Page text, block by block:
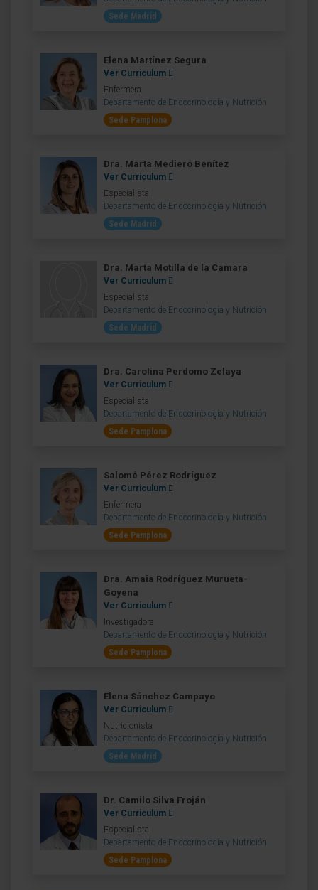
Sede Madrid
Elena Martínez Segura
Ver Curriculum
Enfermera
Departamento de Endocrinología y Nutrición
Sede Pamplona
Dra. Marta Mediero Benítez
Ver Curriculum
Especialista
Departamento de Endocrinología y Nutrición
Sede Madrid
Dra. Marta Motilla de la Cámara
Ver Curriculum
Especialista
Departamento de Endocrinología y Nutrición
Sede Madrid
Dra. Carolina Perdomo Zelaya
Ver Curriculum
Especialista
Departamento de Endocrinología y Nutrición
Sede Pamplona
Salomé Pérez Rodríguez
Ver Curriculum
Enfermera
Departamento de Endocrinología y Nutrición
Sede Pamplona
Dra. Amaia Rodríguez Murueta-
Goyena
Ver Curriculum
Investigadora
Departamento de Endocrinología y Nutrición
Sede Pamplona
Elena Sánchez Campayo
Ver Curriculum
Nutricionista
Departamento de Endocrinología y Nutrición
Sede Madrid
Dr. Camilo Silva Froján
Ver Curriculum
Especialista
Departamento de Endocrinología y Nutrición
Sede Pamplona